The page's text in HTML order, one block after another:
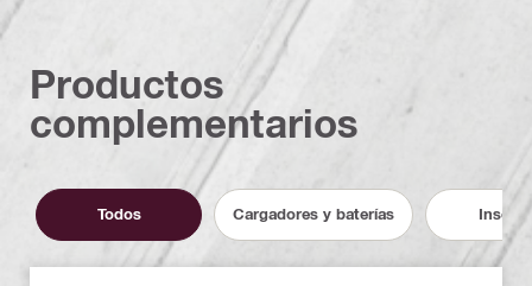
Productos
complementarios
Todos Cargadores y baterías